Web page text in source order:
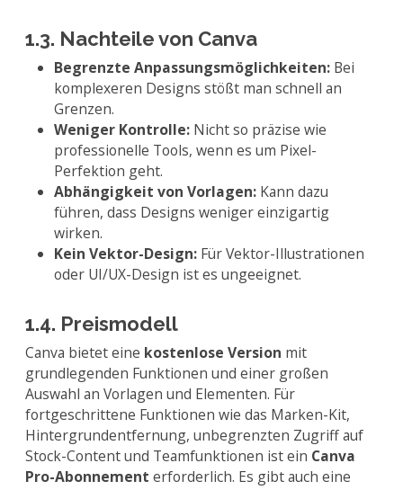
1.3. Nachteile von Canva
Begrenzte Anpassungsmöglichkeiten: Bei
komplexeren Designs stößt man schnell an
Grenzen.
Weniger Kontrolle: Nicht so präzise wie
professionelle Tools, wenn es um Pixel-
Perfektion geht.
Abhängigkeit von Vorlagen: Kann dazu
führen, dass Designs weniger einzigartig
wirken.
Kein Vektor-Design: Für Vektor-Illustrationen
oder UI/UX-Design ist es ungeeignet.
1.4. Preismodell
Canva bietet eine kostenlose Version mit
grundlegenden Funktionen und einer großen
Auswahl an Vorlagen und Elementen. Für
fortgeschrittene Funktionen wie das Marken-Kit,
Hintergrundentfernung, unbegrenzten Zugriff auf
Stock-Content und Teamfunktionen ist ein Canva
Pro-Abonnement erforderlich. Es gibt auch eine